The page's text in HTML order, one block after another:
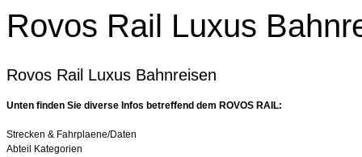
Rovos Rail Luxus
Rovos Rail Luxus Bahnreisen
Unten finden Sie diverse Infos betreffend dem ROVOS RAIL:
Strecken & Fahrplaene/Daten
Abteil Kategorien